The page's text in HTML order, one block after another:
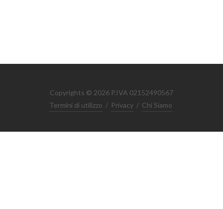
Copyrights © 2026 P.IVA 02152490567
Termini di utilizzo / Privacy / Chi Siamo